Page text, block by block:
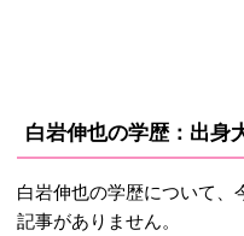
白岩伸也の学歴：出身
白岩伸也の学歴について、
記事がありません。